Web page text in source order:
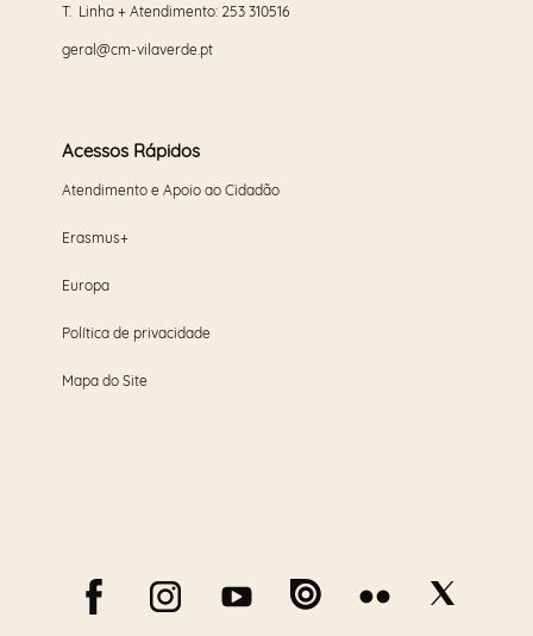
T. Linha + Atendimento: 253 310516
geral@cm-vilaverde.pt
Acessos Rápidos
Atendimento e Apoio ao Cidadão
Erasmus+
Europa
Política de privacidade
Mapa do Site